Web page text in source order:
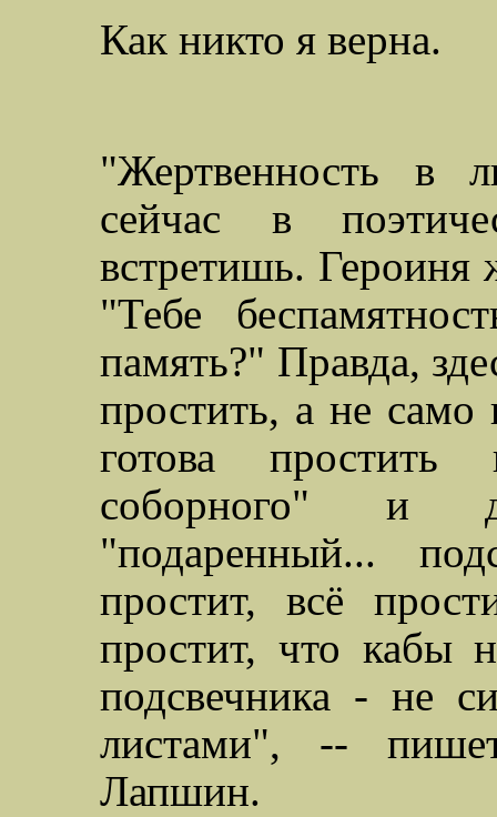
Как никто я верна.
"Жертвенность в
сейчас в
встретишь. Героиня
"Тебе
память?" Правда,
простить, а не
готова простить
соборного" и
"подаренный...
простит, всё
простит, что кабы
подсвечника - не
листами", --
Лапшин.